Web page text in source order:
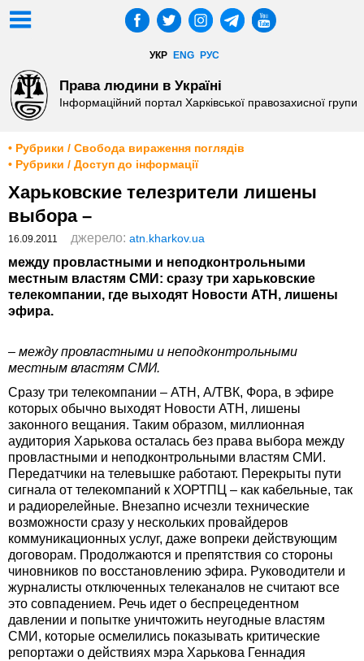
УКР ENG РУС
Права людини в Україні
Інформаційний портал Харківської правозахисної групи
• Рубрики / Свобода вираження поглядів
• Рубрики / Доступ до інформації
Харьковские телезрители лишены
выбора –
16.09.2011 джерело: atn.kharkov.ua
между провластными и неподконтрольными
местным властям СМИ: сразу три харьковские
телекомпании, где выходят Новости АТН, лишены
эфира.
– между провластными и неподконтрольными
местным властям СМИ.
Сразу три телекомпании – АТН, А/ТВК, Фора, в эфире
которых обычно выходят Новости АТН, лишены
законного вещания. Таким образом, миллионная
аудитория Харькова осталась без права выбора между
провластными и неподконтрольными властям СМИ.
Передатчики на телевышке работают. Перекрыты пути
сигнала от телекомпаний к ХОРТПЦ – как кабельные, так
и радиорелейные. Внезапно исчезли технические
возможности сразу у нескольких провайдеров
коммуникационных услуг, даже вопреки действующим
договорам. Продолжаются и препятствия со стороны
чиновников по восстановлению эфира. Руководители и
журналисты отключенных телеканалов не считают все
это совпадением. Речь идет о беспрецедентном
давлении и попытке уничтожить неугодные властям
СМИ, которые осмелились показывать критические
репортажи о действиях мэра Харькова Геннадия